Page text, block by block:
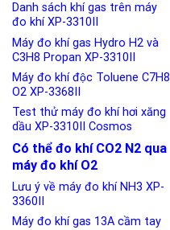
Danh sách khí gas trên máy
đo khí XP-3310II
Máy đo khí gas Hydro H2 và
C3H8 Propan XP-3310II
Máy đo khí độc Toluene C7H8
O2 XP-3368II
Test thử máy đo khí hơi xăng
dầu XP-3310II Cosmos
Có thể đo khí CO2 N2 qua
máy đo khí O2
Lưu ý về máy đo khí NH3 XP-
3360II
Máy đo khí gas 13A cầm tay